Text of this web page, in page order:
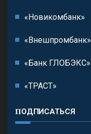
«Новикомбанк»
«Внешпромбанк»
«Банк ГЛОБЭКС»
«ТРАСТ»
ПОДПИСАТЬСЯ